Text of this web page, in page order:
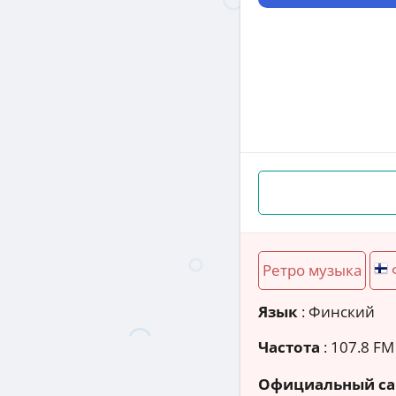
Ретро музыка
Язык : Финский
Частота : 107.8 FM
Официальный